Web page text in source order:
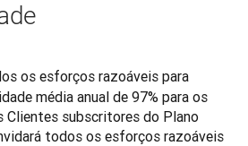
os esforços razoáveis para
média anual de 97% para os
Clientes subscritores do Plano
todos os esforços razoáveis